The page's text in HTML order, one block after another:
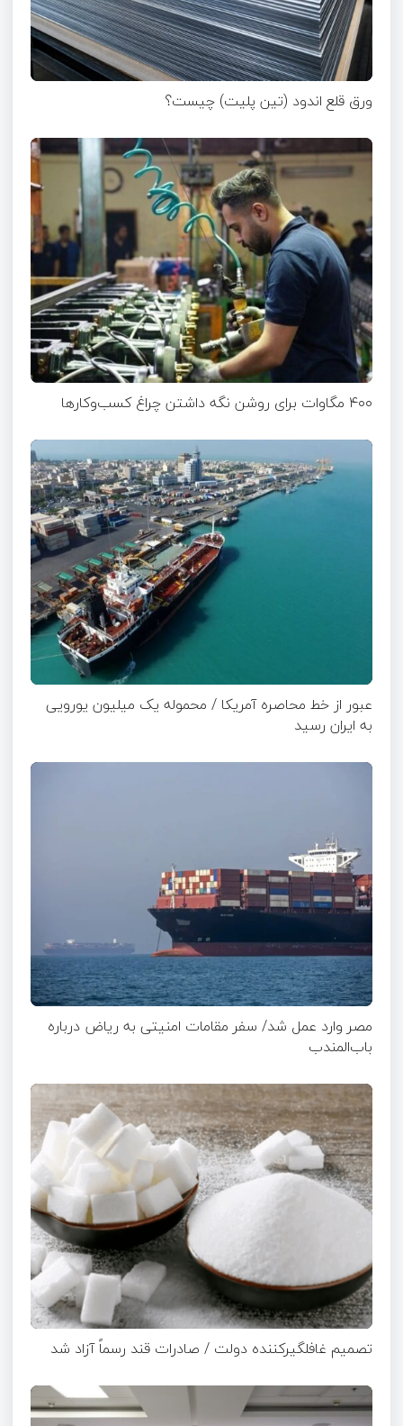
ورق قلع اندود (تین پلیت) چیست؟
۴۰۰ مگاوات برای روشن نگه داشتن چراغ کسب‌وکار‌ها
عبور از خط محاصره آمریکا / محموله یک میلیون یورویی
به ایران رسید
مصر وارد عمل شد/ سفر مقامات امنیتی به ریاض درباره
باب‌المندب
تصمیم غافلگیرکننده دولت / صادرات قند رسماً آزاد شد